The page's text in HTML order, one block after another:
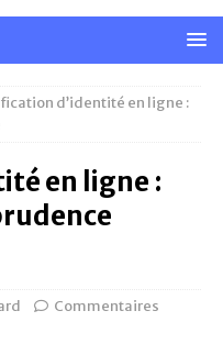
d’identité en ligne :
en ligne :
Commentaires